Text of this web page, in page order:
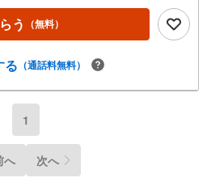
う （無料）
る （通話料無料）
1
へ 次へ